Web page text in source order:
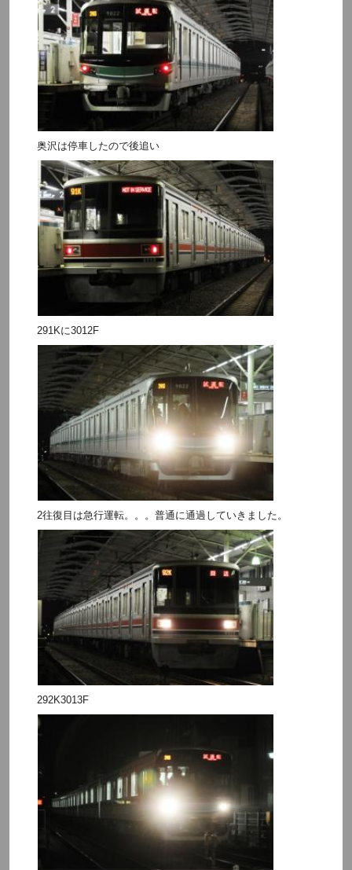
奥沢は停車したので後追い
291Kに3012F
2往復目は急行運転。。。普通に通過していきました。
292K3013F